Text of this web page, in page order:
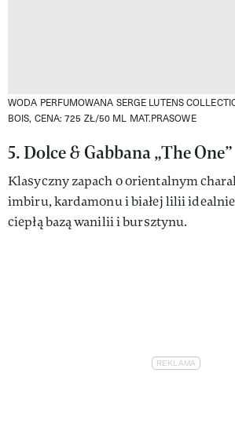
WODA PERFUMOWANA SERGE LUTENS
BOIS, CENA: 725 ZŁ/50 ML MAT.PRASOWE
5. Dolce & Gabbana „The One”
Klasyczny zapach o orientalnym
imbiru, kardamonu i białej lilii
ciepłą bazą wanilii i bursztynu.